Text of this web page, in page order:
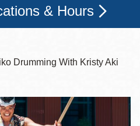
& Hours
Drumming With Kristy Aki